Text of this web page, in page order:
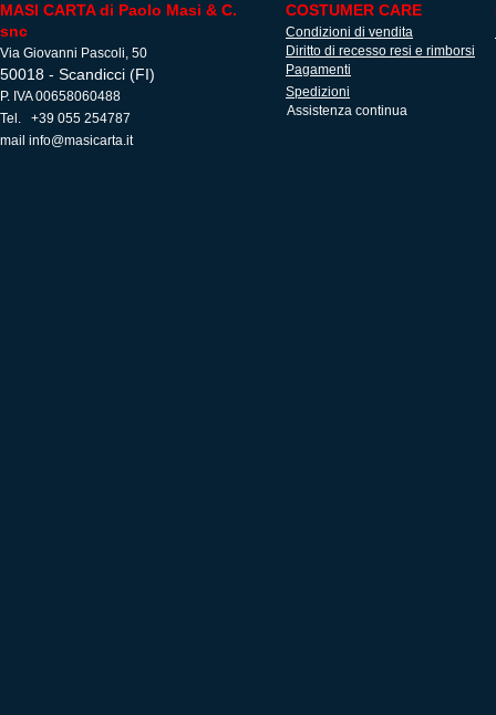
MASI CARTA di Paolo Masi & C.
snc
Via Giovanni Pascoli, 50
50018 - Scandicci (FI)
P. IVA 00658060488
Tel. +39 055 254787
mail info@masicarta.it
COSTUMER CARE
Condizioni di vendita
Diritto di recesso resi e rimborsi
Pagamenti
Spedizioni
Assistenza continua